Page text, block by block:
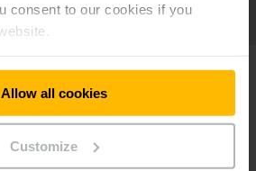
consent to our cookies if you
Allow all cookies
Customize